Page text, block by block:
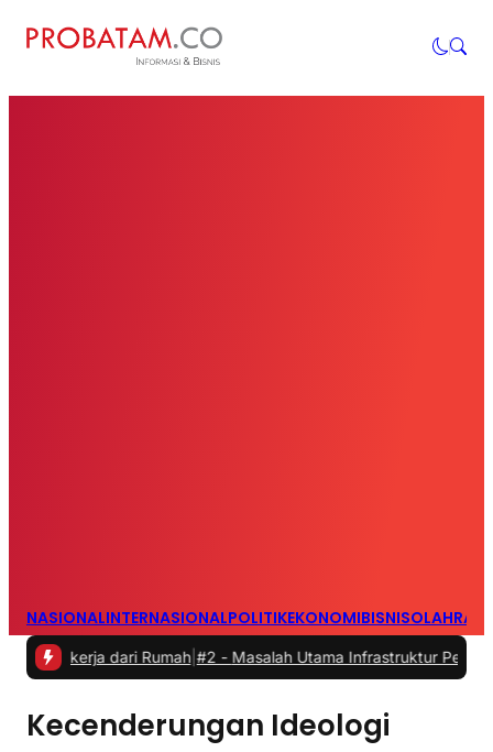
NASIONALINTERNASIONALPOLITIKEKONOMIBISNIS
dari Rumah| #2 -Masalah Utama Infrastruktur Pengisian
Kecenderungan Ideologi